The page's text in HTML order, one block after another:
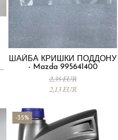
ШАЙБА КРИШКИ ПОДДОНУ
- Mazda 995641400
2,35 EUR
2,13 EUR
-35%